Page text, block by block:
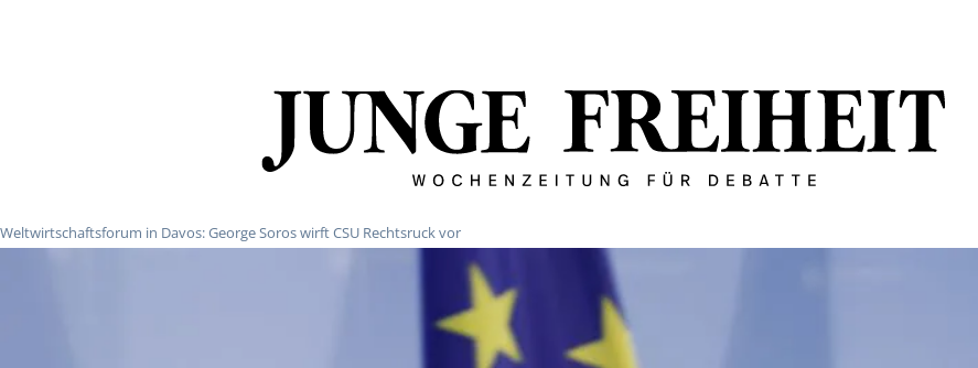
Weltwirtschaftsforum in Davos: George Soros wirft CSU Rechtsruck vor